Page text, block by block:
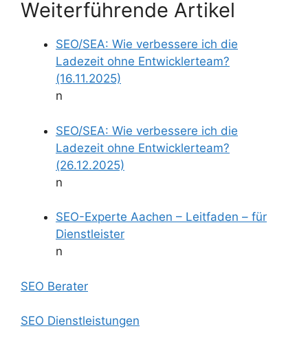
Weiterführende Artikel
SEO/SEA: Wie verbessere ich die
Ladezeit ohne Entwicklerteam?
(16.11.2025)
n
SEO/SEA: Wie verbessere ich die
Ladezeit ohne Entwicklerteam?
(26.12.2025)
n
SEO-Experte Aachen – Leitfaden – für
Dienstleister
n
SEO Berater
SEO Dienstleistungen